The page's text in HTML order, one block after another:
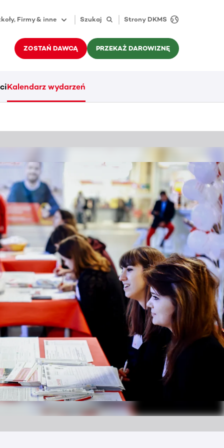
Firmy & inne Szukaj Strony DKMS
ZOSTAŃ DAWCĄ PRZEKAŻ DAROWIZNĘ
Kalendarz wydarzeń